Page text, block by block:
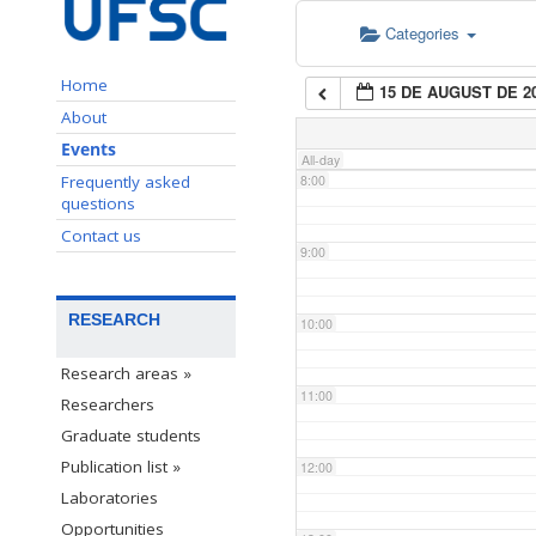
Home
About
Events
Frequently asked
questions
Contact us
RESEARCH
Research areas »
Researchers
Graduate students
Publication list »
Laboratories
Opportunities
Categories
15 DE AUGUST DE
All-day
7:00
8:00
9:00
10:00
11:00
12:00